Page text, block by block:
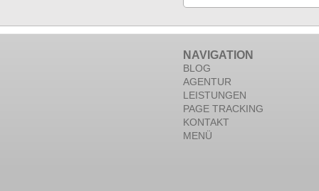
NAVIGATION
BLOG
AGENTUR
LEISTUNGEN
PAGE TRACKING
KONTAKT
MENÜ